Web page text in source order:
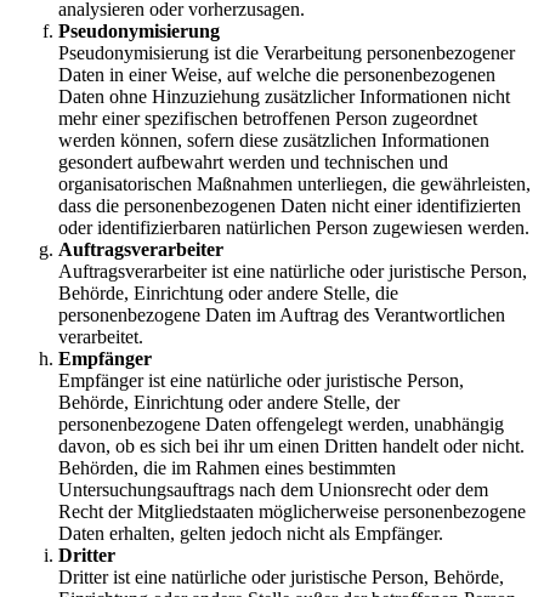
analysieren oder vorherzusagen.
Pseudonymisierung
Pseudonymisierung ist die Verarbeitung personenbezogener
Daten in einer Weise, auf welche die personenbezogenen
Daten ohne Hinzuziehung zusätzlicher Informationen nicht
mehr einer spezifischen betroffenen Person zugeordnet
werden können, sofern diese zusätzlichen Informationen
gesondert aufbewahrt werden und technischen und
organisatorischen Maßnahmen unterliegen, die gewährleisten,
dass die personenbezogenen Daten nicht einer identifizierten
oder identifizierbaren natürlichen Person zugewiesen werden.
Auftragsverarbeiter
Auftragsverarbeiter ist eine natürliche oder juristische Person,
Behörde, Einrichtung oder andere Stelle, die
personenbezogene Daten im Auftrag des Verantwortlichen
verarbeitet.
Empfänger
Empfänger ist eine natürliche oder juristische Person,
Behörde, Einrichtung oder andere Stelle, der
personenbezogene Daten offengelegt werden, unabhängig
davon, ob es sich bei ihr um einen Dritten handelt oder nicht.
Behörden, die im Rahmen eines bestimmten
Untersuchungsauftrags nach dem Unionsrecht oder dem
Recht der Mitgliedstaaten möglicherweise personenbezogene
Daten erhalten, gelten jedoch nicht als Empfänger.
Dritter
Dritter ist eine natürliche oder juristische Person, Behörde,